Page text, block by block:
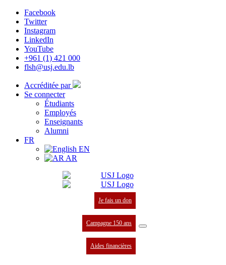
Facebook
Twitter
Instagram
LinkedIn
YouTube
+961 (1) 421 000
flsh@usj.edu.lb
Accréditée par
Se connecter
Étudiants
Employés
Enseignants
Alumni
FR
EN
AR
Je fais un don
Campagne 150 ans
Aides financières